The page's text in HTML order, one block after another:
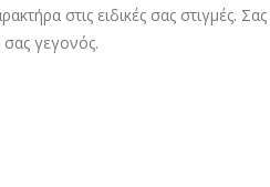
στις ειδικές σας στιγμές.
σας γεγονός.